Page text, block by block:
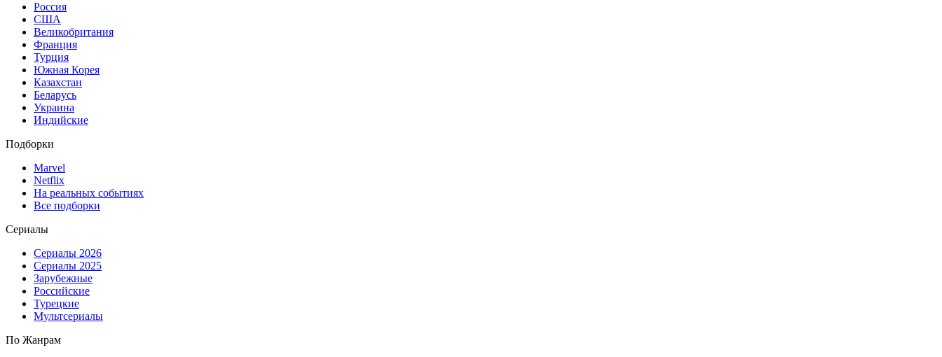
Россия
США
Великобритания
Франция
Турция
Южная Корея
Казахстан
Беларусь
Украина
Индийские
Подборки
Marvel
Netflix
На реальных событиях
Все подборки
Сериалы
Сериалы 2026
Сериалы 2025
Зарубежные
Российские
Турецкие
Мультсериалы
По Жанрам